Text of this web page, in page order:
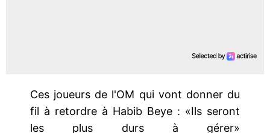
Ces joueurs de l'OM qui vont donner du
fil à retordre à Habib Beye : «Ils seront
les plus durs à gérer»